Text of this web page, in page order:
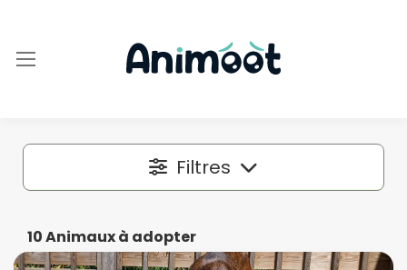
10Animaux à adopter
Filtres
Localisation